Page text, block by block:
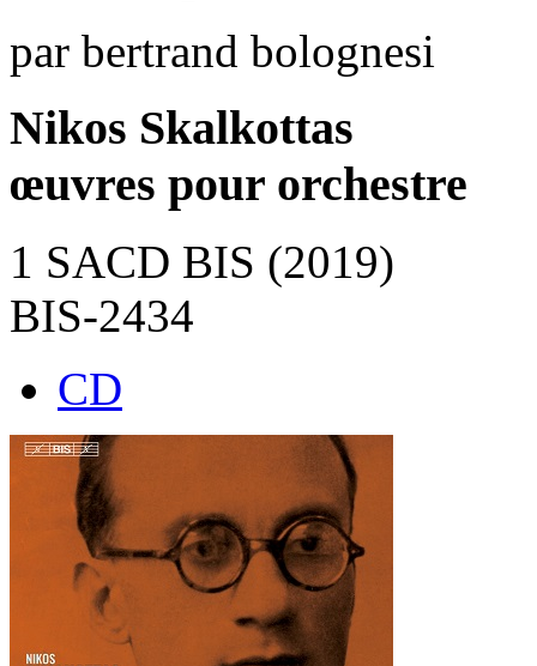
par bertrand bolognesi
Nikos Skalkottas
œuvres pour orchestre
1 SACD BIS (2019)
BIS-2434
CD